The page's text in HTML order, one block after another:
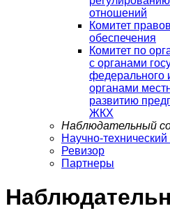
отношений
Комитет
обеспечения
Комитет по
с органами
федерального
органами
развитию
ЖКХ
Наблюдательный
Научно-технический
Ревизор
Партнеры